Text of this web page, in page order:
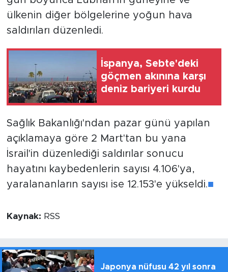
ülkenin diğer bölgelerine yoğun hava
saldırıları düzenledi.
İspanya, Sebte'deki
göçmen akınına karşı
deniz bariyeri kurdu
Sağlık Bakanlığı'ndan pazar günü yapılan
açıklamaya göre 2 Mart'tan bu yana
İsrail'in düzenlediği saldırılar sonucu
hayatını kaybedenlerin sayısı 4.106'ya,
yaralananların sayısı ise 12.153'e yükseldi.■
Kaynak: RSS
Japonya nüfusu 42 yıl sonra